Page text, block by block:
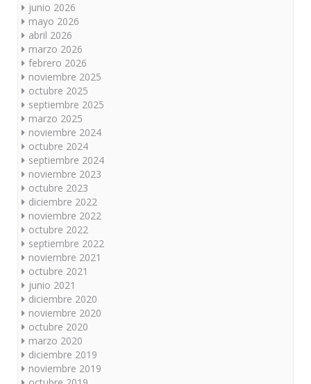
junio 2026
mayo 2026
abril 2026
marzo 2026
febrero 2026
noviembre 2025
octubre 2025
septiembre 2025
marzo 2025
noviembre 2024
octubre 2024
septiembre 2024
noviembre 2023
octubre 2023
diciembre 2022
noviembre 2022
octubre 2022
septiembre 2022
noviembre 2021
octubre 2021
junio 2021
diciembre 2020
noviembre 2020
octubre 2020
marzo 2020
diciembre 2019
noviembre 2019